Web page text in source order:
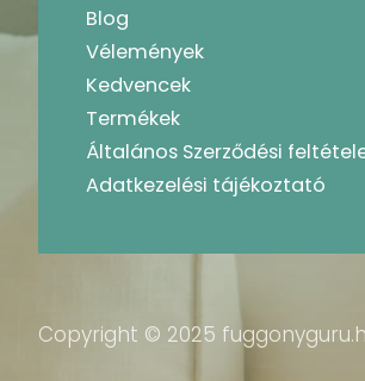
Blog
Vélemények
Kedvencek
Termékek
Általános Szerződési
Adatkezelési tájékoztató
Copyright © 2025